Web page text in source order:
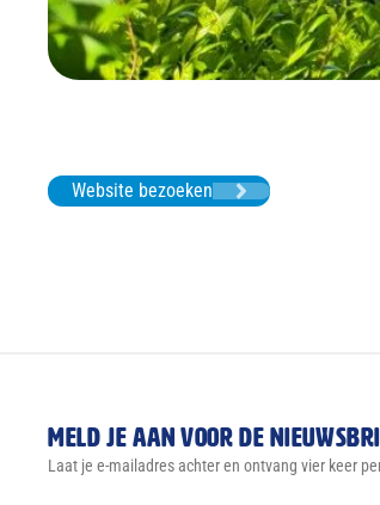
Website bezoeken
Meld je aan voor de
Laat je e-mailadres achter en ontvang vier keer